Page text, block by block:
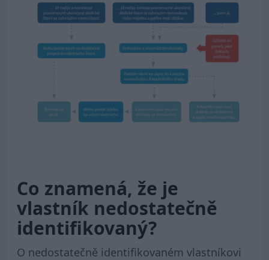
Co znamená, že je
vlastník nedostatečně
identifikovaný?
O nedostatečně identifikovaném vlastníkovi